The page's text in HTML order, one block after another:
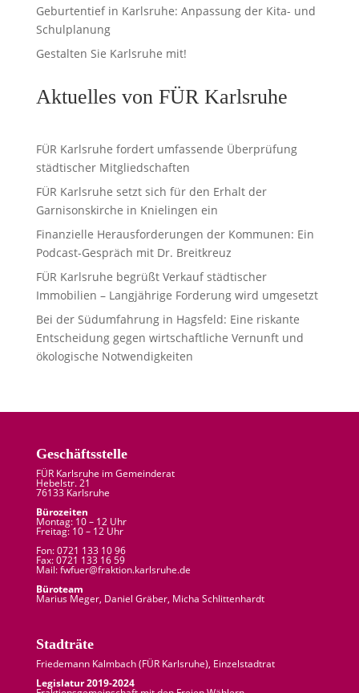
Geburtentief in Karlsruhe: Anpassung der Kita- und
Schulplanung
Gestalten Sie Karlsruhe mit!
Aktuelles von FÜR Karlsruhe
FÜR Karlsruhe fordert umfassende Überprüfung
städtischer Mitgliedschaften
FÜR Karlsruhe setzt sich für den Erhalt der
Garnisonskirche in Knielingen ein
Finanzielle Herausforderungen der Kommunen: Ein
Podcast-Gespräch mit Dr. Breitkreuz
FÜR Karlsruhe begrüßt Verkauf städtischer
Immobilien – Langjährige Forderung wird umgesetzt
Bei der Südumfahrung in Hagsfeld: Eine riskante
Entscheidung gegen wirtschaftliche Vernunft und
ökologische Notwendigkeiten
Geschäftsstelle
FÜR Karlsruhe im Gemeinderat
Hebelstr. 21
76133 Karlsruhe
Bürozeiten
Montag: 10 – 12 Uhr
Freitag: 10 – 12 Uhr
Fon: 0721 133 10 96
Fax: 0721 133 16 59
Mail: fwfuer@fraktion.karlsruhe.de
Büroteam
Marius Meger, Daniel Gräber, Micha Schlittenhardt
Stadträte
Friedemann Kalmbach (FÜR Karlsruhe), Einzelstadtrat
Legislatur 2019-2024